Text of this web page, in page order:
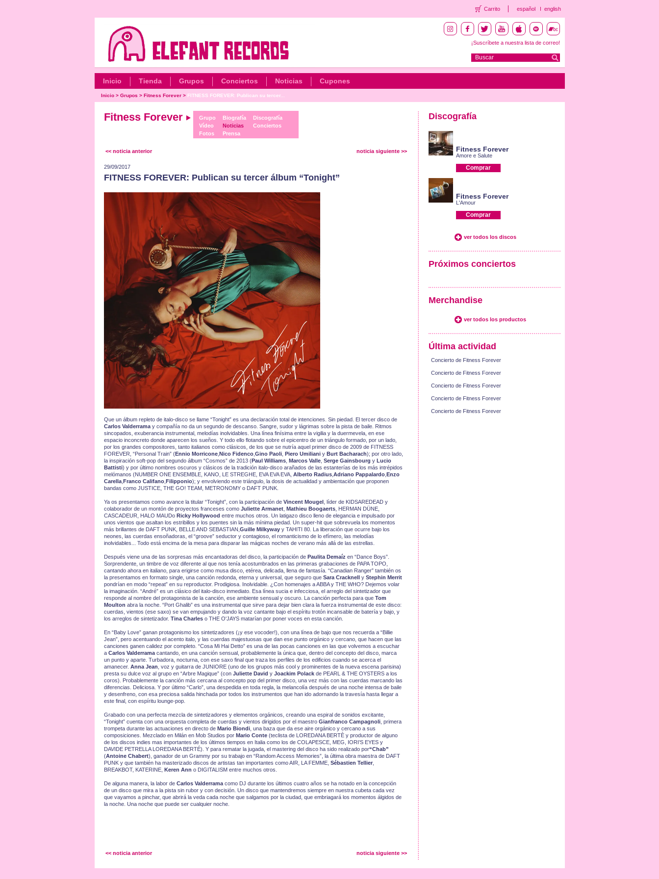
Carrito español english
¡Suscríbete a nuestra lista de correo!
Inicio Tienda Grupos Conciertos Noticias Cupones
Inicio> Grupos > Fitness Forever> FITNESS FOREVER: Publican su tercer...
Fitness Forever
Grupo
Vídeo
Fotos
Biografía
Noticias
Prensa
Discografía
Conciertos
<< noticia anterior noticia siguiente >>
29/09/2017
FITNESS FOREVER: Publican su tercer álbum “Tonight”
Que un álbum repleto de italo-disco se llame “Tonight” es una declaración total de intenciones. Sin piedad. El tercer disco de
Carlos Valderramay compañía no da un segundo de descanso. Sangre, sudor y lágrimas sobre la pista de baile. Ritmos
sincopados, exuberancia instrumental, melodías inolvidables. Una línea finísima entre la vigilia y la duermevela, en ese
espacio inconcreto donde aparecen los sueños. Y todo ello flotando sobre el epicentro de un triángulo formado, por un lado,
por los grandes compositores, tanto italianos como clásicos, de los que se nutría aquel primer disco de 2009 de FITNESS
FOREVER, “Personal Train” (Ennio Morricone, Nico Fidenco, Gino Paoli, Piero Umiliani y Burt Bacharach); por otro lado,
la inspiración soft-pop del segundo álbum “Cosmos” de 2013 (Paul Williams, Marcos Valle, Serge Gainsbourg y Lucio
Battisti) y por último nombres oscuros y clásicos de la tradición italo-disco arañados de las estanterías de los más intrépidos
melómanos (NUMBER ONE ENSEMBLE, KANO, LE STREGHE, EVA EVA EVA, Alberto Radius, Adriano Pappalardo, Enzo
Carella, Franco Califano, Filipponio); y envolviendo este triángulo, la dosis de actualidad y ambientación que proponen
bandas como JUSTICE, THE GO! TEAM, METRONOMY o DAFT PUNK.
Ya os presentamos como avance la titular “Tonight”, con la participación de Vincent Mougel, líder de KIDSAREDEAD y
colaborador de un montón de proyectos franceses como Juliette Armanet, Mathieu Boogaerts, HERMAN DÜNE,
CASCADEUR, HALO MAUDo Ricky Hollywood entre muchos otros. Un latigazo disco lleno de elegancia e impulsado por
unos vientos que asaltan los estribillos y los puentes sin la más mínima piedad. Un super-hit que sobrevuela los momentos
más brillantes de DAFT PUNK, BELLE AND SEBASTIAN, Guille Milkywayy TAHITI 80. La liberación que ocurre bajo los
neones, las cuerdas ensoñadoras, el “groove” seductor y contagioso, el romanticismo de lo efímero, las melodías
inolvidables... Todo está encima de la mesa para disparar las mágicas noches de verano más allá de las estrellas.
Después viene una de las sorpresas más encantadoras del disco, la participación de Paulita Demaíz en “Dance Boys”.
Sorprendente, un timbre de voz diferente al que nos tenía acostumbrados en las primeras grabaciones de PAPA TOPO,
cantando ahora en italiano, para erigirse como musa disco, etérea, delicada, llena de fantasía. “Canadian Ranger” también os
la presentamos en formato single, una canción redonda, eterna y universal, que seguro que Sara Cracknelly Stephin Merrit
pondrían en modo “repeat” en su reproductor. Prodigiosa. Inolvidable. ¿Con homenajes a ABBA y THE WHO? Dejemos volar
la imaginación. “André” es un clásico del italo-disco inmediato. Esa línea sucia e infecciosa, el arreglo del sintetizador que
responde al nombre del protagonista de la canción, ese ambiente sensual y oscuro. La canción perfecta para que Tom
Moulton abra la noche. “Port Ghalib” es una instrumental que sirve para dejar bien clara la fuerza instrumental de este disco:
cuerdas, vientos (ese saxo) se van empujando y dando la voz cantante bajo el espíritu trotón incansable de batería y bajo, y
los arreglos de sintetizador. Tina Charles o THE O'JAYS matarían por poner voces en esta canción.
En “Baby Love” ganan protagonismo los sintetizadores (¡y ese vocoder!), con una línea de bajo que nos recuerda a “Billie
Jean”, pero acentuando el acento italo, y las cuerdas majestuosas que dan ese punto orgánico y cercano, que hacen que las
canciones ganen calidez por completo. “Cosa Mi Hai Detto” es una de las pocas canciones en las que volvemos a escuchar
a Carlos Valderramacantando, en una canción sensual, probablemente la única que, dentro del concepto del disco, marca
un punto y aparte. Turbadora, nocturna, con ese saxo final que traza los perfiles de los edificios cuando se acerca el
amanecer. Anna Jean , voz y guitarra de JUNIORE (uno de los grupos más cool y prominentes de la nueva escena parisina)
presta su dulce voz al grupo en “Arbre Magique” (con Juliette David y Joackim Polackde PEARL & THE OYSTERS a los
coros). Probablemente la canción más cercana al concepto pop del primer disco, una vez más con las cuerdas marcando las
diferencias. Deliciosa. Y por último “Carlo”, una despedida en toda regla, la melancolía después de una noche intensa de baile
y desenfreno, con esa preciosa salida hinchada por todos los instrumentos que han ido adornando la travesía hasta llegar a
este final, con espíritu lounge-pop.
Grabado con una perfecta mezcla de sintetizadores y elementos orgánicos, creando una espiral de sonidos excitante,
“Tonight” cuenta con una orquesta completa de cuerdas y vientos dirigidos por el maestro Gianfranco Campagnoli, primera
trompeta durante las actuaciones en directo de Mario Biondi, una baza que da ese aire orgánico y cercano a sus
composiciones. Mezclado en Milán en Mob Studios por Mario Conte(teclista de LOREDANA BERTÈ y productor de alguno
de los discos indies mas importantes de los últimos tiempos en Italia como los de COLAPESCE, MEG, IORI’S EYES y
DAVIDE PETRELLA LOREDANA BERTÉ). Y para rematar la jugada, el mastering del disco ha sido realizado por“Chab”
(Antoine Chabert), ganador de un Grammy por su trabajo en “Random Access Memories”, la última obra maestra de DAFT
PUNK y que también ha masterizado discos de artistas tan importantes como AIR, LA FEMME, Sébastien Tellier,
BREAKBOT, KATERINE, Keren Ann o DIGITALISM entre muchos otros.
De alguna manera, la labor de Carlos Valderramacomo DJ durante los últimos cuatro años se ha notado en la concepción
de un disco que mira a la pista sin rubor y con decisión. Un disco que mantendremos siempre en nuestra cubeta cada vez
que vayamos a pinchar, que abrirá la veda cada noche que salgamos por la ciudad, que embriagará los momentos álgidos de
la noche. Una noche que puede ser cualquier noche.
<< noticia anterior noticia siguiente >>
Discografía
Fitness Forever
Amore e Salute
Comprar
Fitness Forever
L'Amour
Comprar
ver todos los discos
Próximos conciertos
Merchandise
ver todos los productos
Última actividad
Concierto de Fitness Forever
Concierto de Fitness Forever
Concierto de Fitness Forever
Concierto de Fitness Forever
Concierto de Fitness Forever